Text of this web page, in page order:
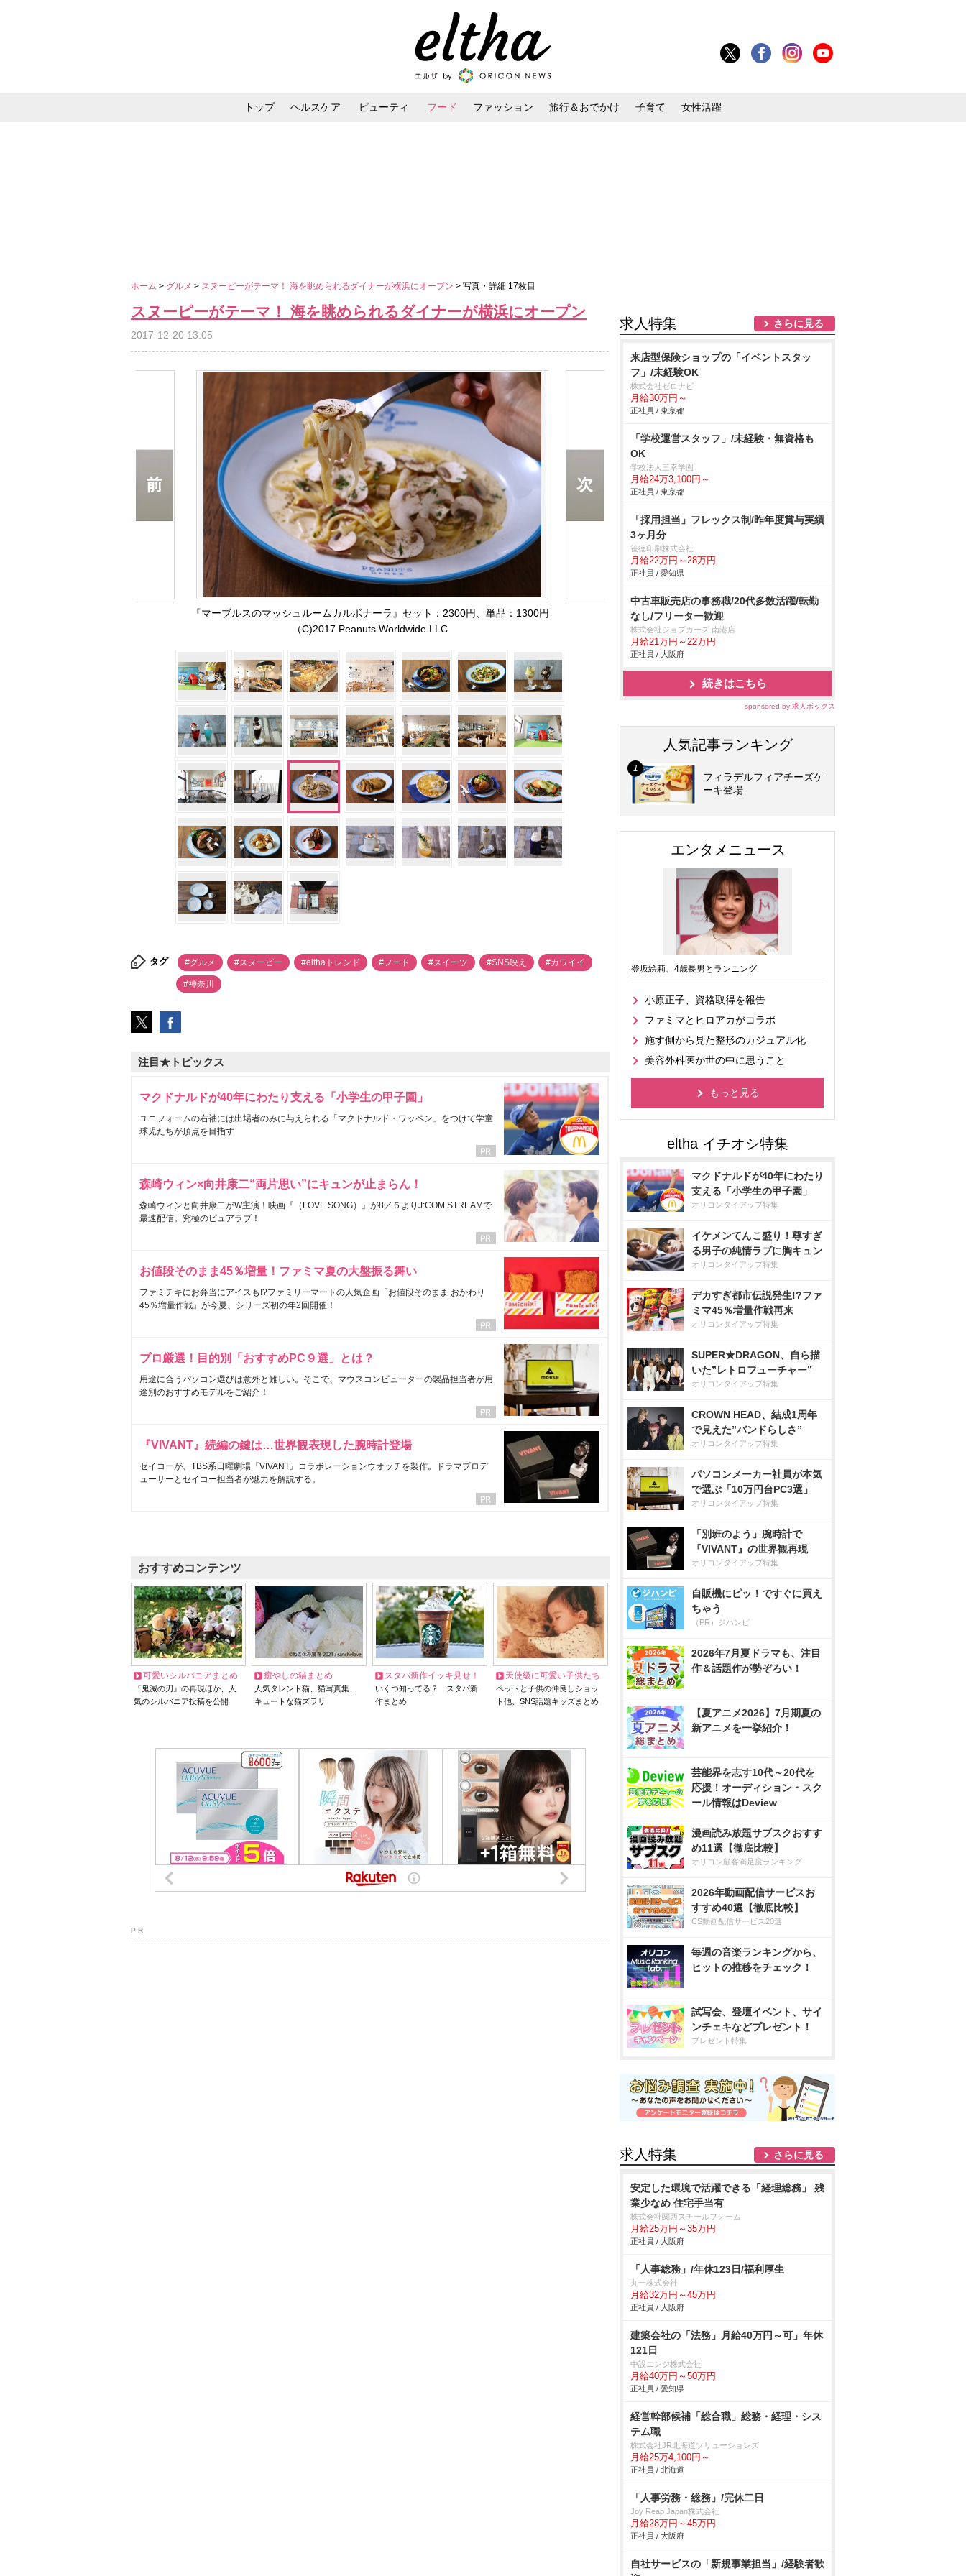
トップ ヘルスケア ビューティ フード ファッション 旅行＆おでかけ 子育て 女性活躍
ホーム > グルメ > スヌーピーがテーマ！ 海を眺められるダイナーが横浜にオープン > 写真・詳細 17枚目
スヌーピーがテーマ！ 海を眺められるダイナーが横浜にオープン
2017-12-20 13:05
『マーブルスのマッシュルームカルボナーラ』セット：2300円、単品：1300円
（C)2017 Peanuts Worldwide LLC
タグ #グルメ #スヌーピー #elthaトレンド #フード #スイーツ #SNS映え #カワイイ
#神奈川
注目★トピックス
マクドナルドが40年にわたり支える「小学生の甲子園」
ユニフォームの右袖には出場者のみに与えられる「マクドナルド・ワッペン」をつけて学童
球児たちが頂点を目指す
森崎ウィン×向井康二“両片思い”にキュンが止まらん！
森崎ウィンと向井康二がW主演！映画『（LOVE SONG）』が8／５よりJ:COM STREAMで
最速配信。究極のピュアラブ！
お値段そのまま45％増量！ファミマ夏の大盤振る舞い
ファミチキにお弁当にアイスも!?ファミリーマートの人気企画「お値段そのまま おかわり
45％増量作戦」が今夏、シリーズ初の年2回開催！
プロ厳選！目的別「おすすめPC９選」とは？
用途に合うパソコン選びは意外と難しい。そこで、マウスコンピューターの製品担当者が用
途別のおすすめモデルをご紹介！
『VIVANT』続編の鍵は…世界観表現した腕時計登場
セイコーが、TBS系日曜劇場『VIVANT』コラボレーションウオッチを製作。ドラマプロデ
ューサーとセイコー担当者が魅力を解説する。
おすすめコンテンツ
可愛いシルバニアまとめ
『鬼滅の刃』の再現ほか、人
気のシルバニア投稿を公開
癒やしの猫まとめ
人気タレント猫、猫写真集…
キュートな猫ズラリ
スタバ新作イッキ見せ！
いくつ知ってる？ スタバ新
作まとめ
天使級に可愛い子供たち
ペットと子供の仲良しショッ
ト他、SNS話題キッズまとめ
P R
求人特集 さらに見る
来店型保険ショップの「イベントスタッ
フ」/未経験OK
株式会社ゼロナビ
月給30万円～
正社員 / 東京都
「学校運営スタッフ」/未経験・無資格も
OK
学校法人三幸学園
月給24万3,100円～
正社員 / 東京都
「採用担当」フレックス制/昨年度賞与実績
3ヶ月分
笹徳印刷株式会社
月給22万円～28万円
正社員 / 愛知県
中古車販売店の事務職/20代多数活躍/転勤
なし/フリーター歓迎
株式会社ジョブカーズ 南港店
月給21万円～22万円
正社員 / 大阪府
続きはこちら
sponsored by 求人ボックス
人気記事ランキング
フィラデルフィアチーズケ
ーキ登場
エンタメニュース
登坂絵莉、4歳長男とランニング
小原正子、資格取得を報告
ファミマとヒロアカがコラボ
施す側から見た整形のカジュアル化
美容外科医が世の中に思うこと
もっと見る
マクドナルドが40年にわたり
支える「小学生の甲子園」
オリコンタイアップ特集
イケメンてんこ盛り！尊すぎ
る男子の純情ラブに胸キュン
オリコンタイアップ特集
デカすぎ都市伝説発生!?ファ
ミマ45％増量作戦再来
オリコンタイアップ特集
SUPER★DRAGON、自ら描
いた”レトロフューチャー”
オリコンタイアップ特集
CROWN HEAD、結成1周年
で見えた”バンドらしさ”
オリコンタイアップ特集
パソコンメーカー社員が本気
で選ぶ「10万円台PC3選」
オリコンタイアップ特集
「別班のよう」腕時計で
『VIVANT』の世界観再現
オリコンタイアップ特集
自販機にピッ！ですぐに買え
ちゃう
（PR）ジハンピ
2026年7月夏ドラマも、注目
作＆話題作が勢ぞろい！
【夏アニメ2026】7月期夏の
新アニメを一挙紹介！
芸能界を志す10代～20代を
応援！オーディション・スク
ール情報はDeview
漫画読み放題サブスクおすす
め11選【徹底比較】
オリコン顧客満足度ランキング
2026年動画配信サービスお
すすめ40選【徹底比較】
CS動画配信サービス20選
毎週の音楽ランキングから、
ヒットの推移をチェック！
試写会、登壇イベント、サイ
ンチェキなどプレゼント！
プレゼント特集
求人特集 さらに見る
安定した環境で活躍できる「経理総務」 残
業少なめ 住宅手当有
株式会社関西スチールフォーム
月給25万円～35万円
正社員 / 大阪府
「人事総務」/年休123日/福利厚生
丸一株式会社
月給32万円～45万円
正社員 / 大阪府
建築会社の「法務」月給40万円～可」年休
121日
中設エンジ株式会社
月給40万円～50万円
正社員 / 愛知県
経営幹部候補「総合職」総務・経理・シス
テム職
株式会社JR北海道ソリューションズ
月給25万4,100円～
正社員 / 北海道
「人事労務・総務」/完休二日
Joy Reap Japan株式会社
月給28万円～45万円
正社員 / 大阪府
自社サービスの「新規事業担当」/経験者歓